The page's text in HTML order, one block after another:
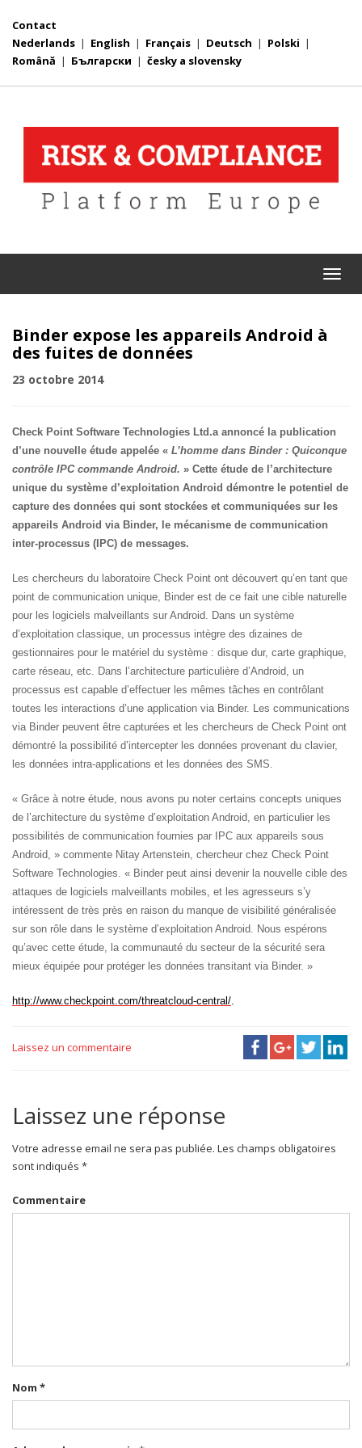
Contact
Nederlands | English | Français | Deutsch | Polski |
Română | Български | česky a slovensky
Binder expose les appareils Android à
des fuites de données
23 octobre 2014
Check Point Software Technologies Ltd.a annoncé la publication
d’une nouvelle étude appelée « L’homme dans Binder : Quiconque
contrôle IPC commande Android. » Cette étude de l’architecture
unique du système d’exploitation Android démontre le potentiel de
capture des données qui sont stockées et communiquées sur les
appareils Android via Binder, le mécanisme de communication
inter-processus (IPC) de messages.
Les chercheurs du laboratoire Check Point ont découvert qu’en tant que
point de communication unique, Binder est de ce fait une cible naturelle
pour les logiciels malveillants sur Android. Dans un système
d’exploitation classique, un processus intègre des dizaines de
gestionnaires pour le matériel du système : disque dur, carte graphique,
carte réseau, etc. Dans l’architecture particulière d’Android, un
processus est capable d’effectuer les mêmes tâches en contrôlant
toutes les interactions d’une application via Binder. Les communications
via Binder peuvent être capturées et les chercheurs de Check Point ont
démontré la possibilité d’intercepter les données provenant du clavier,
les données intra-applications et les données des SMS.
« Grâce à notre étude, nous avons pu noter certains concepts uniques
de l’architecture du système d’exploitation Android, en particulier les
possibilités de communication fournies par IPC aux appareils sous
Android, » commente Nitay Artenstein, chercheur chez Check Point
Software Technologies. « Binder peut ainsi devenir la nouvelle cible des
attaques de logiciels malveillants mobiles, et les agresseurs s’y
intéressent de très près en raison du manque de visibilité généralisée
sur son rôle dans le système d’exploitation Android. Nous espérons
qu’avec cette étude, la communauté du secteur de la sécurité sera
mieux équipée pour protéger les données transitant via Binder. »
http://www.checkpoint.com/threatcloud-central/
Laissez un commentaire
Laissez une réponse
Votre adresse email ne sera pas publiée. Les champs obligatoires
sont indiqués *
Commentaire
Nom *